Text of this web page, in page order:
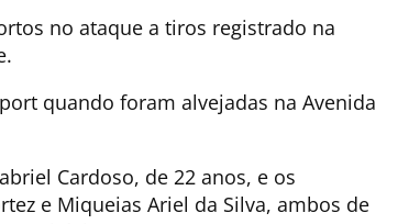
no ataque a tiros registrado na
quando foram alvejadas na Avenida
Cardoso, de 22 anos, e os
e Miqueias Ariel da Silva, ambos de